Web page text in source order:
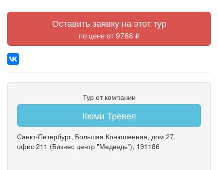
Оставить заявку на этот тур
по цене от 9768 ₽
Тур от компании
Кюми Тревел
Санкт-Петербург, Большая Конюшенная, дом 27,
офис 211 (Бизнес центр "Медведь"), 191186